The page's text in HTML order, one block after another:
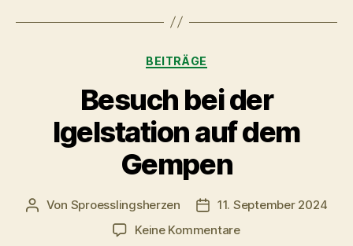
Kategorien
BEITRÄGE
Besuch bei der
Igelstation auf dem
Gempen
Beitragsautor
Von Sproesslingsherzen Veröffentlichungsdatum
11. September 2024
Keine Kommentarezu